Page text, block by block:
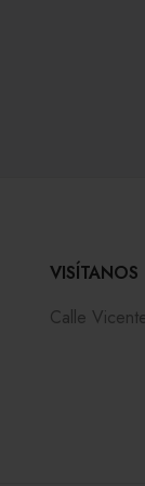
VISÍTANOS
Calle